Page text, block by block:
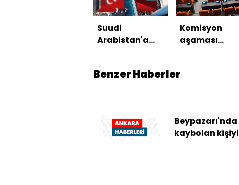
Suudi
Arabistan'a
Komisyon
aşaması
Benzer Haberler
Beypazarı'nda
kaybolan kişiyi